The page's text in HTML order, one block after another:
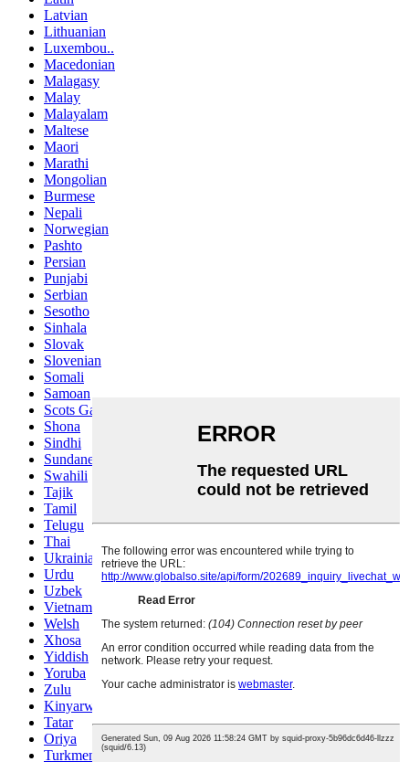
Latvian
Lithuanian
Luxembou..
Macedonian
Malagasy
Malay
Malayalam
Maltese
Maori
Marathi
Mongolian
Burmese
Nepali
Norwegian
Pashto
Persian
Punjabi
Serbian
Sesotho
Sinhala
Slovak
Slovenian
Somali
Samoan
Scots Gaelic
Shona
Sindhi
Sundanese
Swahili
Tajik
Tamil
Telugu
Thai
Ukrainian
Urdu
Uzbek
Vietnamese
Welsh
Xhosa
Yiddish
Yoruba
Zulu
Kinyarwanda
Tatar
Oriya
Turkmen